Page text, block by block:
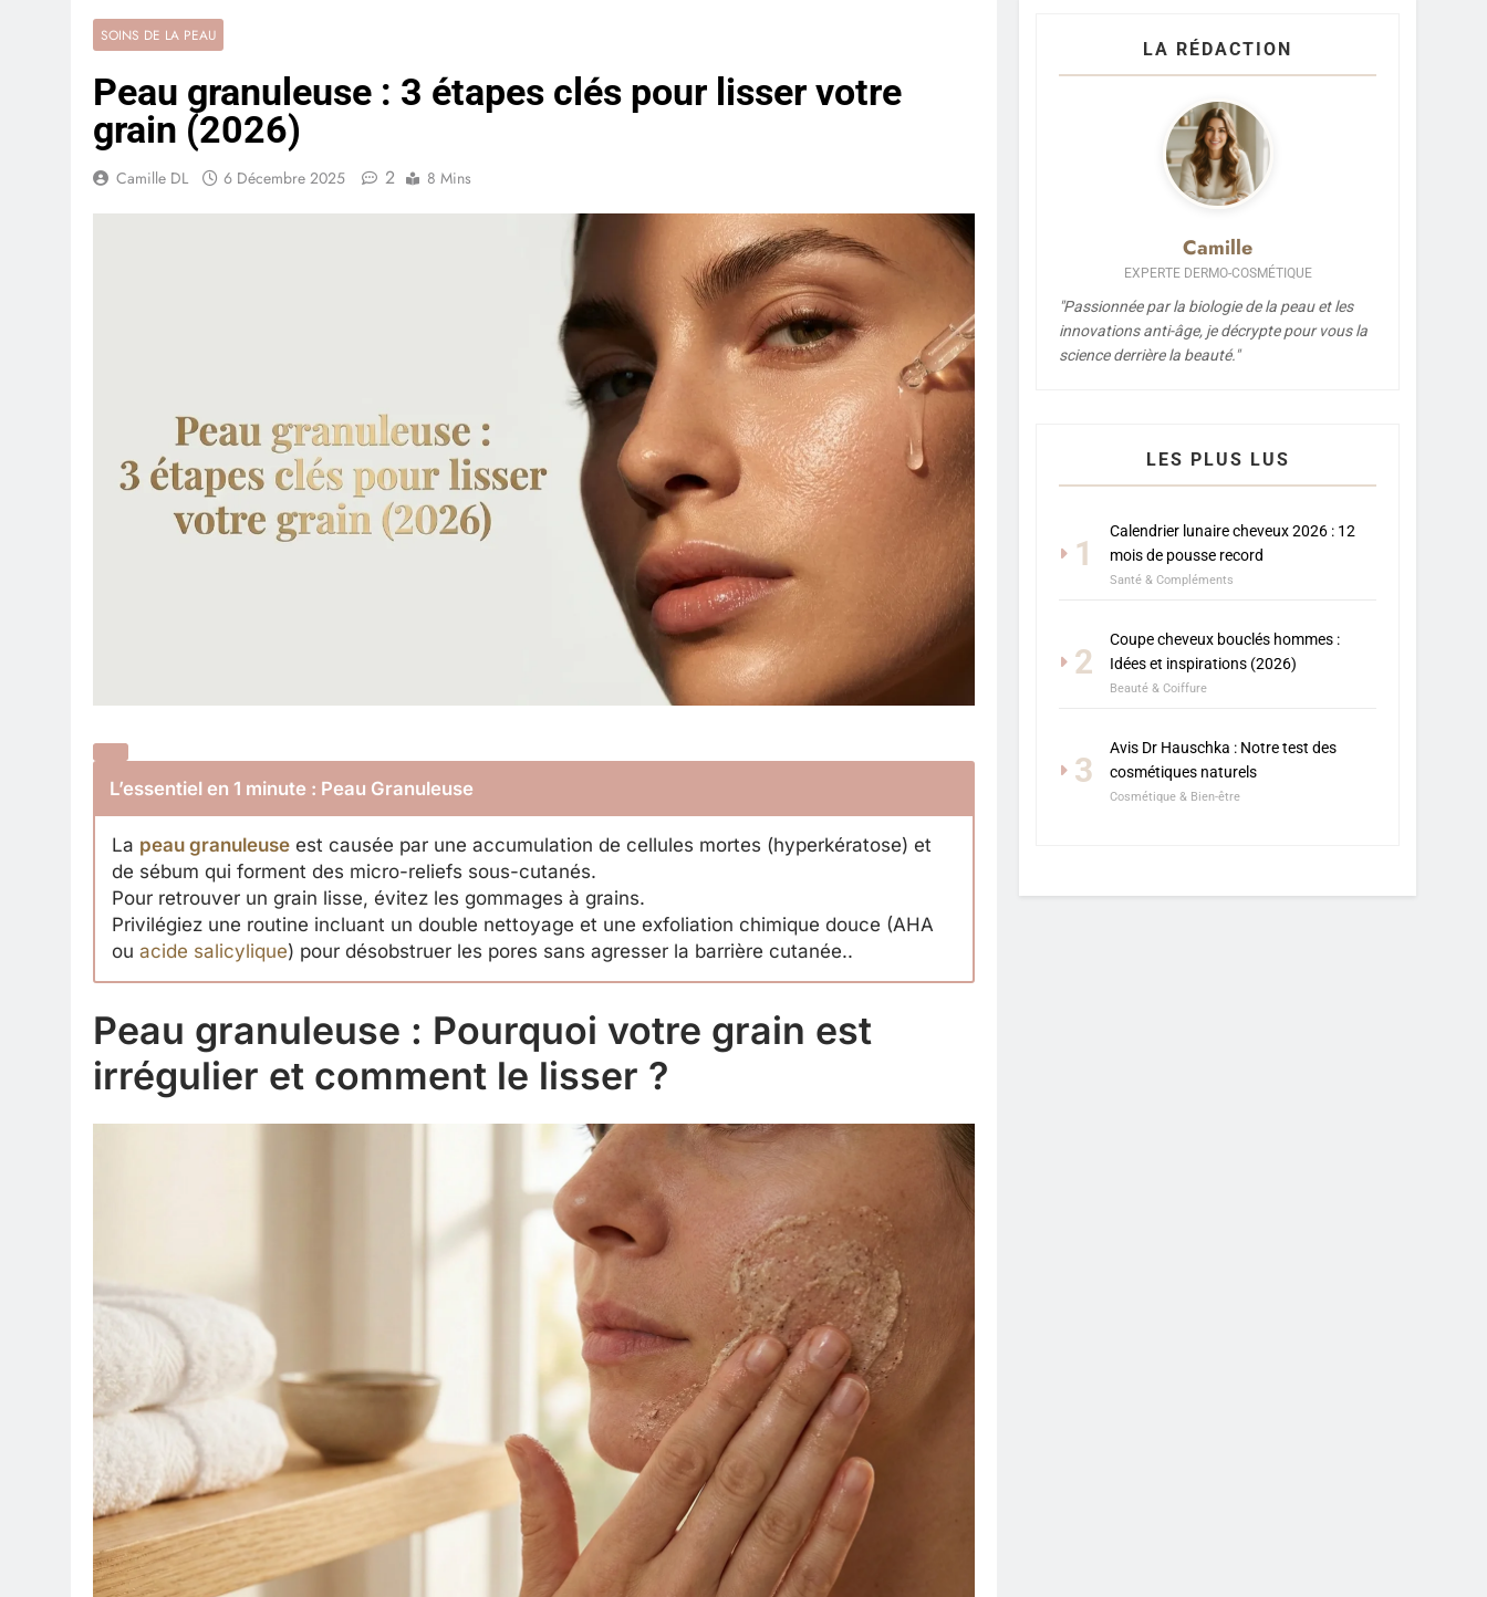
SOINS DE LA PEAU
Peau granuleuse : 3 étapes clés pour lisser votre
grain (2026)
Camille DL 6 Décembre 2025 2 8 Mins
L’essentiel en 1 minute : Peau Granuleuse
La peau granuleuse est causée par une accumulation de cellules mortes (hyperkératose) et
de sébum qui forment des micro-reliefs sous-cutanés.
Pour retrouver un grain lisse, évitez les gommages à grains.
Privilégiez une routine incluant un double nettoyage et une exfoliation chimique douce (AHA
ou acide salicylique) pour désobstruer les pores sans agresser la barrière cutanée..
Peau granuleuse : Pourquoi votre grain est
irrégulier et comment le lisser ?
LA RÉDACTION
Camille
EXPERTE DERMO-COSMÉTIQUE
"Passionnée par la biologie de la peau et les
innovations anti-âge, je décrypte pour vous la
science derrière la beauté."
LES PLUS LUS
1
Calendrier lunaire cheveux 2026 : 12
mois de pousse record
Santé & Compléments
2
Coupe cheveux bouclés hommes :
Idées et inspirations (2026)
Beauté & Coiffure
3
Avis Dr Hauschka : Notre test des
cosmétiques naturels
Cosmétique & Bien-être